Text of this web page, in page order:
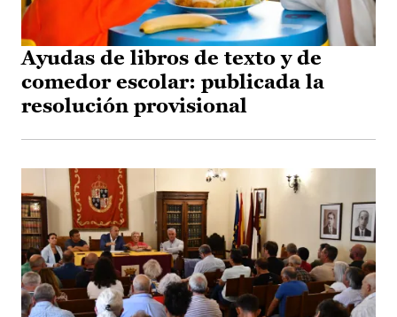
Ayudas de libros de texto y de
comedor escolar: publicada la
resolución provisional